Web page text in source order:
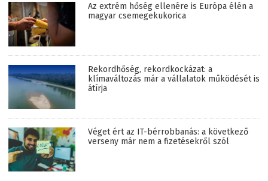
Az extrém hőség ellenére is Európa élén a
magyar csemegekukorica
Rekordhőség, rekordkockázat: a
klímaváltozás már a vállalatok működését is
átírja
Véget ért az IT-bérrobbanás: a következő
verseny már nem a fizetésekről szól